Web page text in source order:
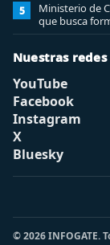
5
Ministerio de
que busca
ciberseguridad
Nuestras redes
YouTube
Facebook
Instagram
X
Bluesky
© 2026 INFOGATE.